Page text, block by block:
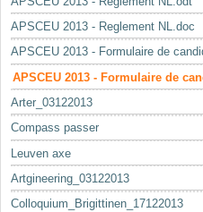
APSCEU 2013 - Reglement NL.doc
APSCEU 2013 - Formulaire de
APSCEU 2013 - Formulaire de
Arter_03122013
Compass passer
Leuven axe
Artgineering_03122013
Colloquium_Brigittinen_17122013